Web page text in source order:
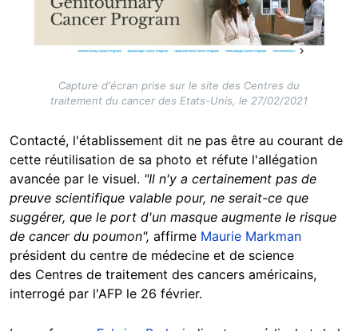
Capture d'écran prise sur le site des Centres du
traitement du cancer des Etats-Unis, le 27/02/2021
Contacté, l'établissement dit ne pas être au courant de
cette réutilisation de sa photo et réfute l'allégation
avancée par le visuel. "Il n'y a certainement pas de
preuve scientifique valable pour, ne serait-ce que
suggérer, que le port d'un masque augmente le risque
de cancer du poumon", affirme Maurie Markman
président du centre de médecine et de science
des Centres de traitement des cancers américains,
interrogé par l'AFP le 26 février.